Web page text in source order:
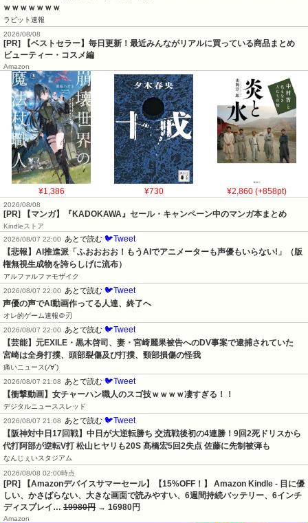
ｗｗｗｗｗｗｗ
ラビット速報
2026/08/08
[PR] 【ベストセラー】毎日更新！最近みんながリアルに買っている商品まとめ
ビューティー・コスメ編
Amazon
¥1,386 ¥730 ¥2,860 (+858pt)
2026/08/08
[PR] 【マンガ】『KADOKAWA』セール・キャンペーン中のマンガ本まとめ
Kindleストア
2026/08/07 22:00
あとで読む 🐦Tweet
【悲報】AI推進派「ふおおおお！もうAIでアニメーターも声優もいらない!」（版
権無視生成物を誇らしげに流布）
アルファルファモザイク
2026/08/07 22:00
あとで読む 🐦Tweet
声優の声でAI動画作ってる人達、終了へ
オレ的ゲーム速報＠刃
2026/08/07 22:00
あとで読む 🐦Tweet
【芸能】元EXILE・黒木啓司、妻・宮崎麗果被告へのDV事案で逮捕されていた
宮崎は全身打撲、頭部裂傷及び打撲、頸部損傷の怪我
痛いニュース(ﾉ∀`)
2026/08/07 21:08
あとで読む 🐦Tweet
【衝撃動画】女チャーハン職人のスゴ技ｗｗｗｗ凄すぎる！！
デジタルニューススレッド
2026/08/07 21:08
あとで読む 🐦Tweet
【阪神対中日17回戦】中日が大逆転勝ち 交流戦後初の4連勝！9回2死ドリスから
代打阿部が逆転V打 松山ヒヤリも20S 髙橋宏5回2失点 佐藤に先制被弾も
なんじぇいスタジアム
2026/08/08 02:00時点
[PR] 【Amazonデバイスサマーセール】【15%OFF！】 Amazon Kindle - 目に優
しい、かさばらない、大きな画面で読みやすい、6週間持続バッテリー、6インチ
ディスプレイ… 19980円 → 16980円
Amazon